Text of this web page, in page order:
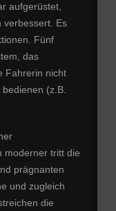
aufgerüstet,
verbessert. Es
Fünf
das
Fahrerin nicht
(z.B.
moderner tritt die
prägnanten
und zugleich
die